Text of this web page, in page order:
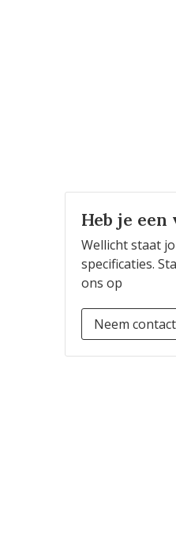
Heb je
Wellicht staat
specificaties.
ons op
Neem